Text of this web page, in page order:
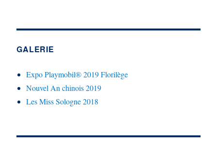
GALERIE
Expo Playmobil® 2019 Florilège
Nouvel An chinois 2019
Les Miss Sologne 2018